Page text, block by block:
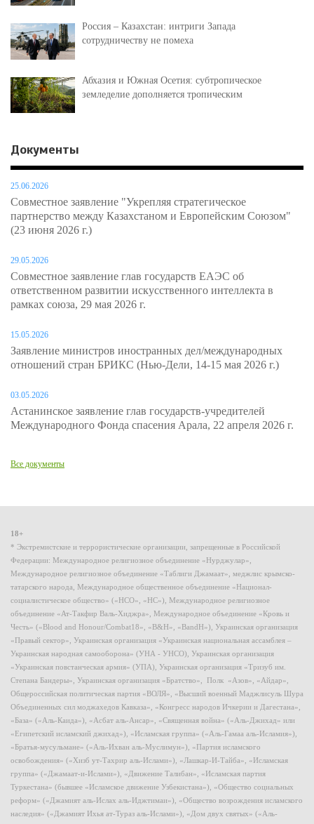
Россия – Казахстан: интриги Запада
сотрудничеству не помеха
Абхазия и Южная Осетия: субтропическое
земледелие дополняется тропическим
Документы
25.06.2026
Совместное заявление "Укрепляя стратегическое
партнерство между Казахстаном и Европейским Союзом"
(23 июня 2026 г.)
29.05.2026
Совместное заявление глав государств ЕАЭС об
ответственном развитии искусственного интеллекта в
рамках союза, 29 мая 2026 г.
15.05.2026
Заявление министров иностранных дел/международных
отношений стран БРИКС (Нью-Дели, 14-15 мая 2026 г.)
03.05.2026
Астанинское заявление глав государств-учредителей
Международного Фонда спасения Арала, 22 апреля 2026 г.
Все документы
18+
* Экстремистские и террористические организации, запрещенные в Российской
Федерации: Международное религиозное объединение «Нурджулар»,
Международное религиозное объединение «Таблиги Джамаат», меджлис крымско-
татарского народа, Международное общественное объединение «Национал-
социалистическое общество» («НСО», «НС»), Международное религиозное
объединение «Ат-Такфир Валь-Хиджра», Международное объединение «Кровь и
Честь» («Blood and Honour/Combat18», «B&H», «BandH»), Украинская организация
«Правый сектор», Украинская организация «Украинская национальная ассамблея –
Украинская народная самооборона» (УНА - УНСО), Украинская организация
«Украинская повстанческая армия» (УПА), Украинская организация «Тризуб им.
Степана Бандеры», Украинская организация «Братство», Полк «Азов», «Айдар»,
Общероссийская политическая партия «ВОЛЯ», «Высший военный Маджлисуль Шура
Объединенных сил моджахедов Кавказа», «Конгресс народов Ичкерии и Дагестана»,
«База» («Аль-Каида»), «Асбат аль-Ансар», «Священная война» («Аль-Джихад» или
«Египетский исламский джихад»), «Исламская группа» («Аль-Гамаа аль-Исламия»),
«Братья-мусульмане» («Аль-Ихван аль-Муслимун»), «Партия исламского
освобождения» («Хизб ут-Тахрир аль-Ислами»), «Лашкар-И-Тайба», «Исламская
группа» («Джамаат-и-Ислами»), «Движение Талибан», «Исламская партия
Туркестана» (бывшее «Исламское движение Узбекистана»), «Общество социальных
реформ» («Джамият аль-Ислах аль-Иджтимаи»), «Общество возрождения исламского
наследия» («Джамият Ихья ат-Тураз аль-Ислами»), «Дом двух святых» («Аль-